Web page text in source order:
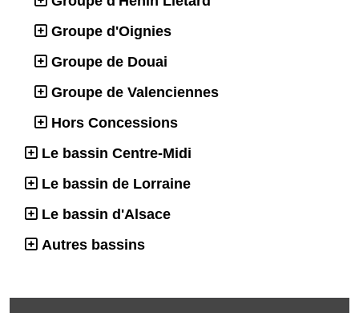
Groupe d'Oignies
Groupe de Douai
Groupe de Valenciennes
Hors Concessions
Le bassin Centre-Midi
Le bassin de Lorraine
Le bassin d'Alsace
Autres bassins